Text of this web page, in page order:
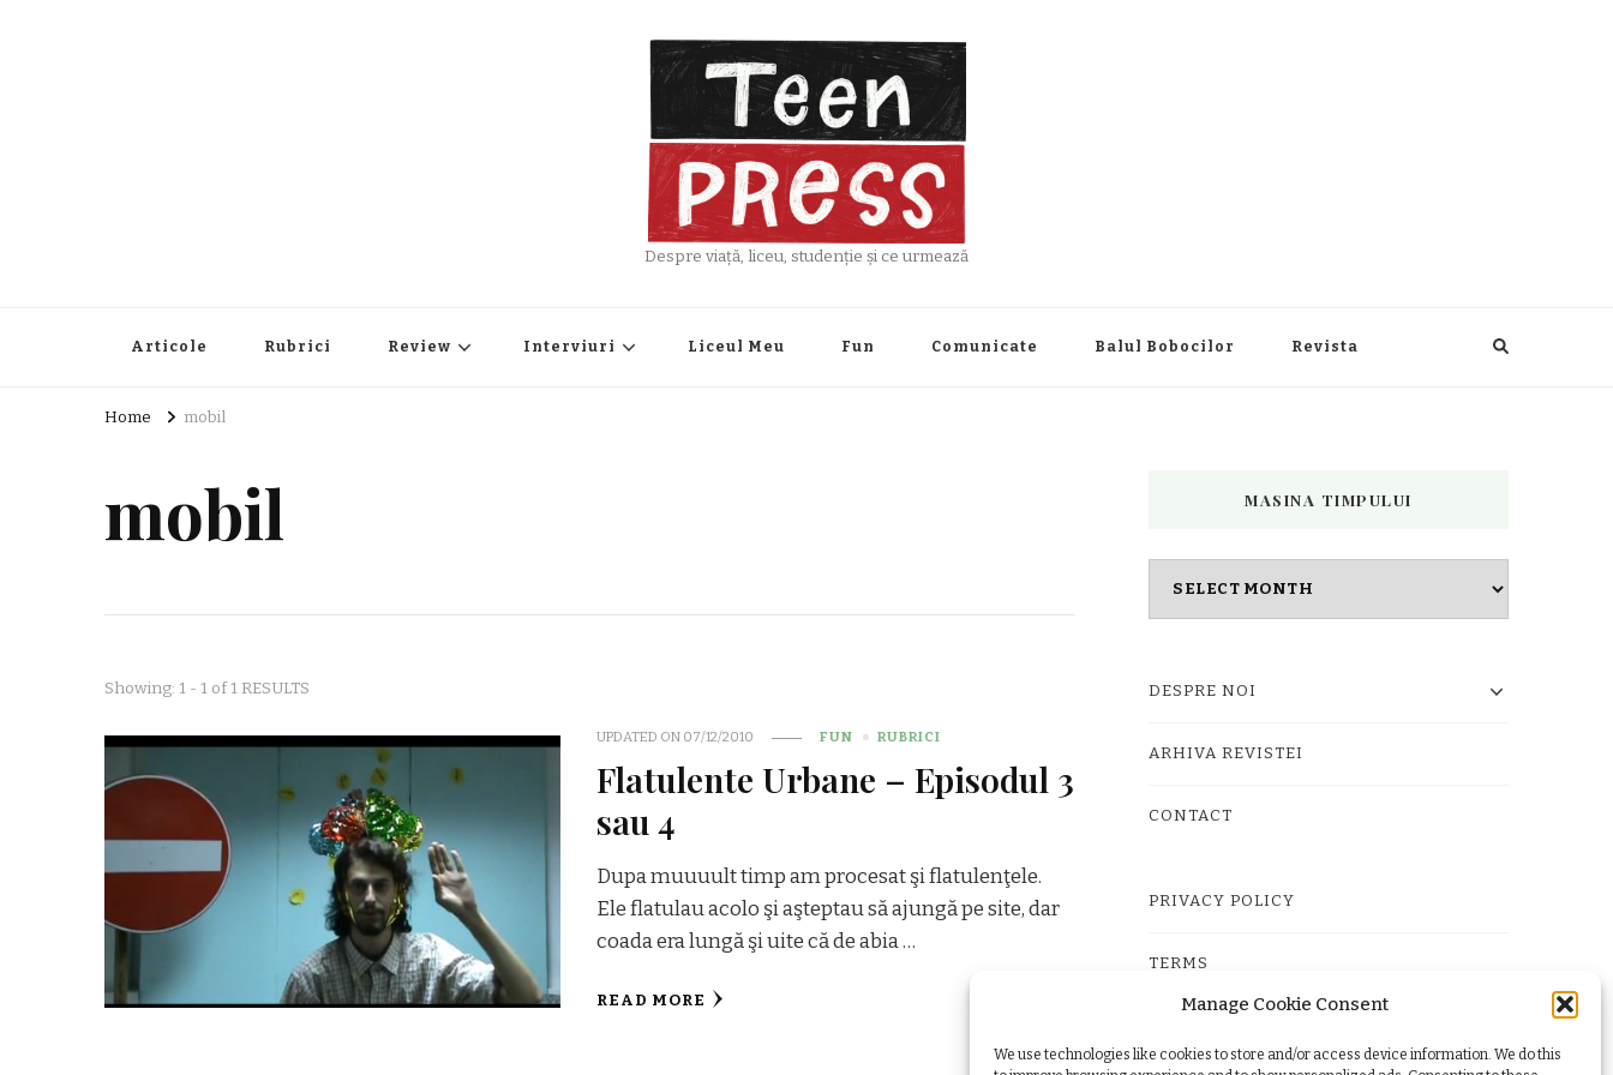
Manage Cookie Consent
We use technologies like cookies to store and/or access device information. We do this
Despre viață, liceu, studenție și ce urmează
Articole Rubrici Review Interviuri Liceul Meu Fun Comunicate Balul Bobocilor Revista
Home mobil
mobil
Showing: 1 - 1 of 1 RESULTS
UPDATED ON 07/12/2010 FUN RUBRICI
Flatulente Urbane – Episodul 3
sau 4
Dupa muuuult timp am procesat şi flatulenţele.
Ele flatulau acolo şi aşteptau să ajungă pe site, dar
coada era lungă şi uite că de abia …
READ MORE
MASINA TIMPULUI
DESPRE NOI
ARHIVA REVISTEI
CONTACT
PRIVACY POLICY
TERMS